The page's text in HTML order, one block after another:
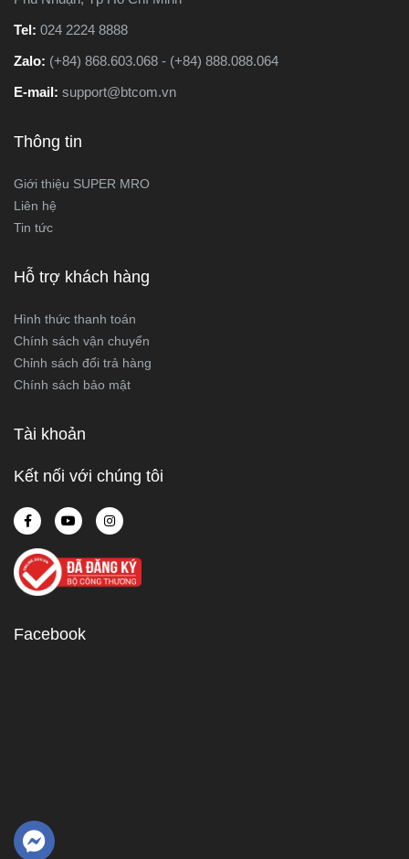
Tel: 024 2224 8888
Zalo: (+84) 868.603.068 - (+84) 888.088.064
E-mail: support@btcom.vn
Thông tin
Giới thiệu SUPER MRO
Liên hệ
Tin tức
Hỗ trợ khách hàng
Hình thức thanh toán
Chính sách vận chuyển
Chỉnh sách đổi trả hàng
Chính sách bảo mật
Tài khoản
Kết nối với chúng tôi
Facebook